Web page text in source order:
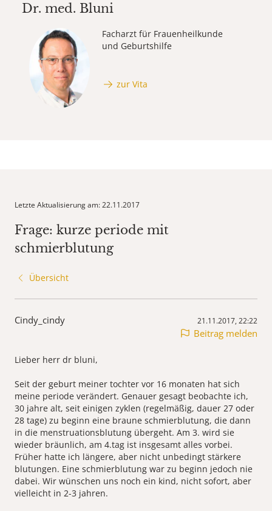
Dr. med. Bluni
Facharzt für Frauenheilkunde
und Geburtshilfe
zur Vita
Letzte Aktualisierung am: 22.11.2017
Frage: kurze periode mit
schmierblutung
Übersicht
Cindy_cindy 21.11.2017, 22:22
Beitrag melden
Lieber herr dr bluni,
Seit der geburt meiner tochter vor 16 monaten hat sich
meine periode verändert. Genauer gesagt beobachte ich,
30 jahre alt, seit einigen zyklen (regelmäßig, dauer 27 oder
28 tage) zu beginn eine braune schmierblutung, die dann
in die menstruationsblutung übergeht. Am 3. wird sie
wieder bräunlich, am 4.tag ist insgesamt alles vorbei.
Früher hatte ich längere, aber nicht unbedingt stärkere
blutungen. Eine schmierblutung war zu beginn jedoch nie
dabei. Wir wünschen uns noch ein kind, nicht sofort, aber
vielleicht in 2-3 jahren.